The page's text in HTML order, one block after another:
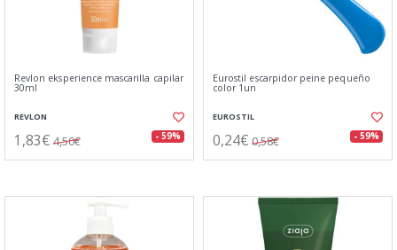
Revlon eksperience mascarilla capilar
30ml
REVLON
1,83€ 4,50€ - 59%
Eurostil escarpidor peine pequeño
color 1un
EUROSTIL
0,24€ 0,58€ - 59%